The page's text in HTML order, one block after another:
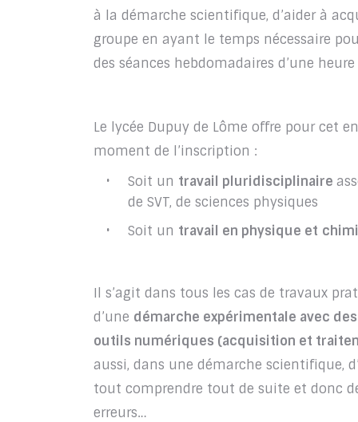
à la démarche scientifique, d’aider à
groupe en ayant le temps nécessaire
des séances hebdomadaires d’une
Le lycée Dupuy de Lôme offre pour cet
moment de l’inscription :
Soit un travail pluridisciplinaire
de SVT, de sciences physiques
Soit un travail en physique et
Il s’agit dans tous les cas de travaux
d’une démarche expérimentale avec
outils numériques (acquisition et
aussi, dans une démarche scientifique,
tout comprendre tout de suite et donc
erreurs…